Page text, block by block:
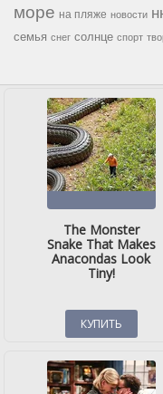
море на пляже новости
семья снег солнце спорт